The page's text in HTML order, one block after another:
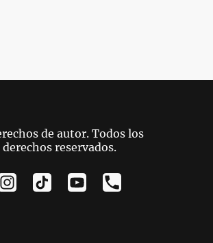
de autor. Todos los
derechos reservados.